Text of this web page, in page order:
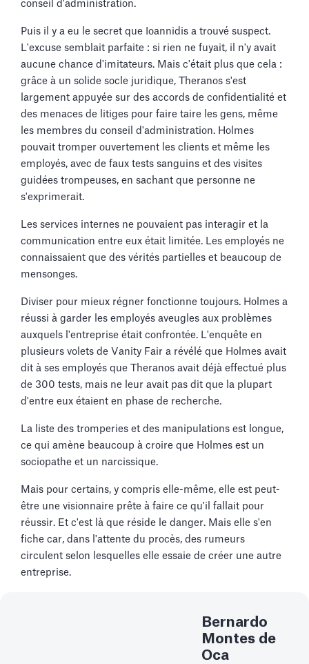
conseil d'administration.
Puis il y a eu le secret que Ioannidis a trouvé suspect.
L'excuse semblait parfaite : si rien ne fuyait, il n'y avait
aucune chance d'imitateurs. Mais c'était plus que cela :
grâce à un solide socle juridique, Theranos s'est
largement appuyée sur des accords de confidentialité et
des menaces de litiges pour faire taire les gens, même
les membres du conseil d'administration. Holmes
pouvait tromper ouvertement les clients et même les
employés, avec de faux tests sanguins et des visites
guidées trompeuses, en sachant que personne ne
s'exprimerait.
Les services internes ne pouvaient pas interagir et la
communication entre eux était limitée. Les employés ne
connaissaient que des vérités partielles et beaucoup de
mensonges.
Diviser pour mieux régner fonctionne toujours. Holmes a
réussi à garder les employés aveugles aux problèmes
auxquels l'entreprise était confrontée. L'enquête en
plusieurs volets de Vanity Fair a révélé que Holmes avait
dit à ses employés que Theranos avait déjà effectué plus
de 300 tests, mais ne leur avait pas dit que la plupart
d'entre eux étaient en phase de recherche.
La liste des tromperies et des manipulations est longue,
ce qui amène beaucoup à croire que Holmes est un
sociopathe et un narcissique.
Mais pour certains, y compris elle-même, elle est peut-
être une visionnaire prête à faire ce qu'il fallait pour
réussir. Et c'est là que réside le danger. Mais elle s'en
fiche car, dans l'attente du procès, des rumeurs
circulent selon lesquelles elle essaie de créer une autre
entreprise.
Bernardo
Montes de
Oca